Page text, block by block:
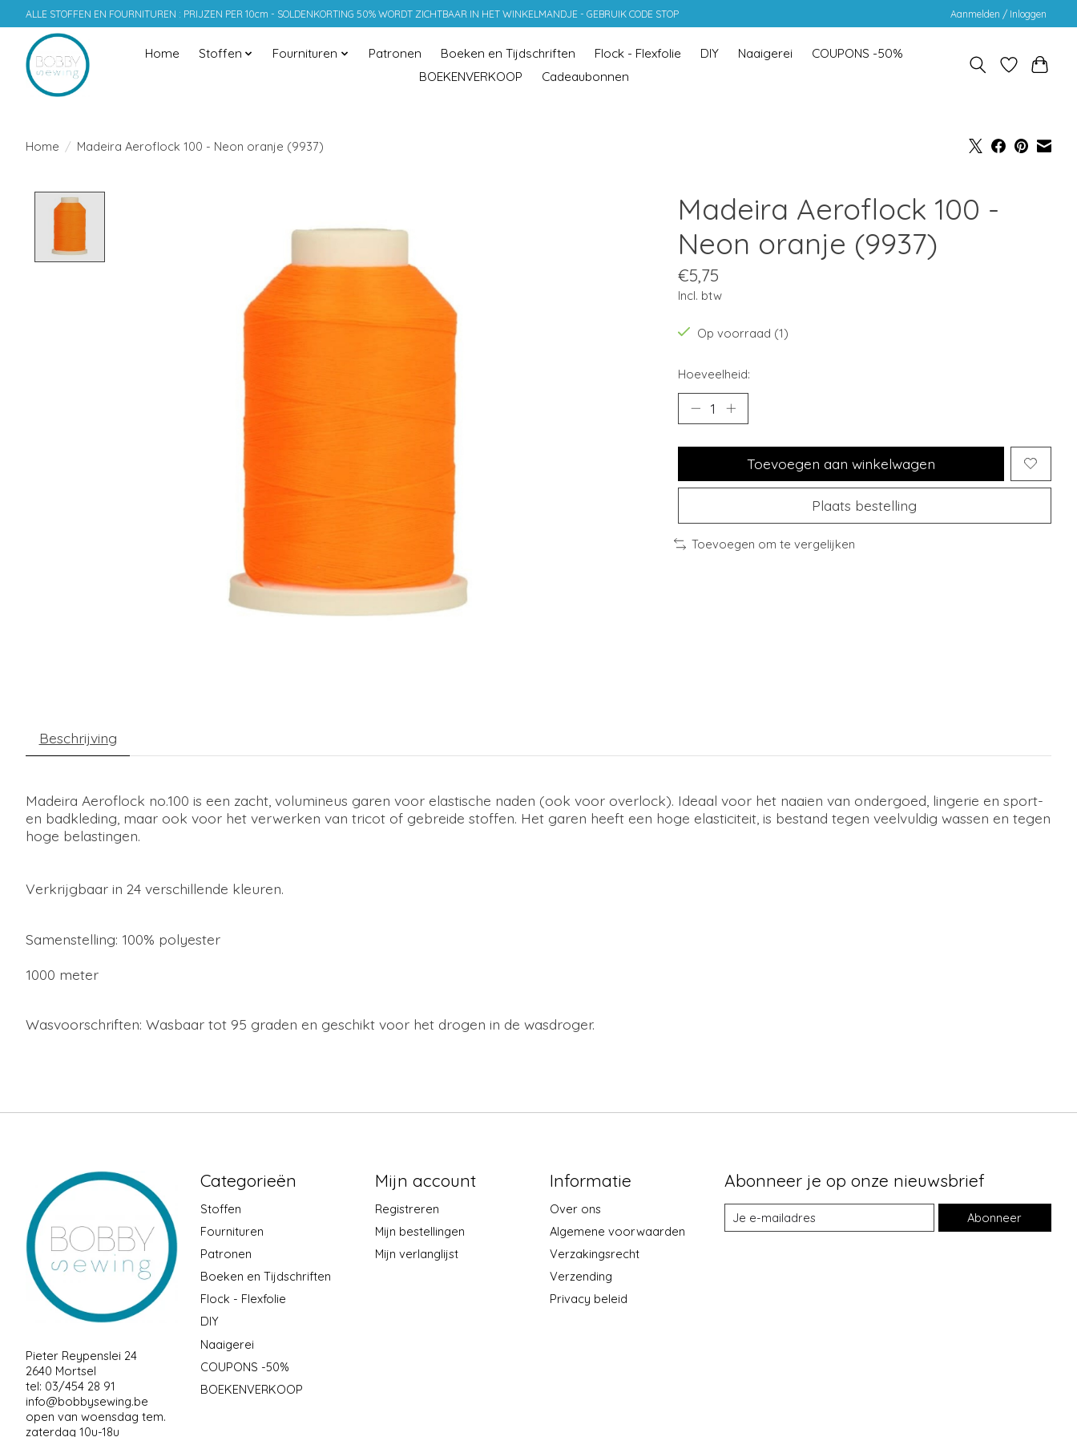
ALLE STOFFEN EN FOURNITUREN : PRIJZEN PER 10cm - SOLDENKORTING 50% WORDT ZICHTBAAR IN HET WINKELMANDJE - GEBRUIK CODE STOP Aanmelden / Inloggen
Home Stoffen Fournituren Patronen Boeken en Tijdschriften Flock - Flexfolie DIY Naaigerei
COUPONS -50%
BOEKENVERKOOP
Cadeaubonnen
Home / Madeira Aeroflock 100 - Neon oranje (9937)
Madeira Aeroflock 100 -
Neon oranje (9937)
€5,75
Incl. btw
Op voorraad (1)
Hoeveelheid:
Toevoegen aan winkelwagen
Plaats bestelling
Toevoegen om te vergelijken
Beschrijving
Madeira Aeroflock no.100 is een zacht, volumineus garen voor elastische naden (ook voor overlock). Ideaal voor het naaien van ondergoed, lingerie en sport-
en badkleding, maar ook voor het verwerken van tricot of gebreide stoffen. Het garen heeft een hoge elasticiteit, is bestand tegen veelvuldig wassen en tegen
hoge belastingen.
Verkrijgbaar in 24 verschillende kleuren.
Samenstelling: 100% polyester
1000 meter
Wasvoorschriften: Wasbaar tot 95 graden en geschikt voor het drogen in de wasdroger.
Pieter Reypenslei 24
2640 Mortsel
tel: 03/454 28 91
info@bobbysewing.be
open van woensdag tem.
zaterdag 10u-18u
Categorieën
Stoffen
Fournituren
Patronen
Boeken en Tijdschriften
Flock - Flexfolie
DIY
Naaigerei
COUPONS -50%
BOEKENVERKOOP
Mijn account
Registreren
Mijn bestellingen
Mijn verlanglijst
Informatie
Over ons
Algemene voorwaarden
Verzakingsrecht
Verzending
Privacy beleid
Abonneer je op onze nieuwsbrief
Abonneer